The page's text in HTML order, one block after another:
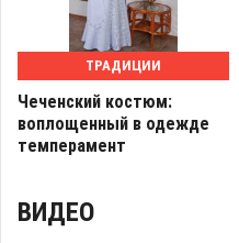
ТРАДИЦИИ
Чеченский костюм:
воплощенный в одежде
темперамент
ВИДЕО